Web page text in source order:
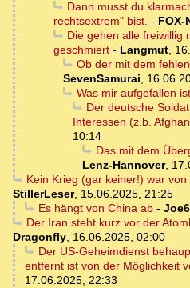
Dann musst du
rechtsextrem" bist. - FOX-
Die gehen alle freiwillig
geschmiert - Langmut,
Ob der mit dem
SevenSamurai,
Was mir aufgefallen
Der deutsche
Interessen (z.b.
10:14
Das mit dem
Lenz-Hannover,
Kein Krieg (gar keiner!) war
StillerLeser, 15.06.2025, 21:25
Es hängt von China ab-
Der Iran steht kurz vor der
Dragonfly, 16.06.2025, 02:00
Der US-Geheimdienst
entfernt ist von der Möglichkeit
17.06.2025, 22:33